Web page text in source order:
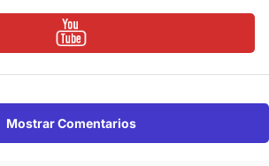
Mostrar Comentarios